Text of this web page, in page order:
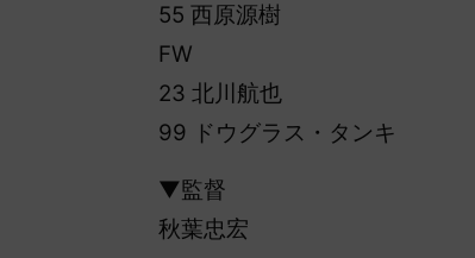
55 西原源樹
FW
23 北川航也
99 ドウグラス・タンキ
▼監督
秋葉忠宏